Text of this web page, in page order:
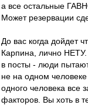
а все остальные
Может резервации
До вас когда дойдет
Карпина, лично НЕТУ.
в посты - люди
не на одном
одного человека все
факторов. Вы хоть в